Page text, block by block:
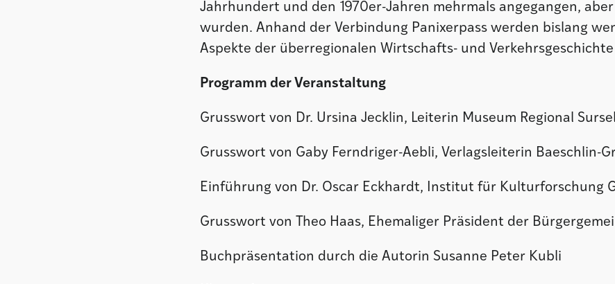
Jahrhundert und den 1970er-Jahren mehrmals angegangen,
wurden. Anhand der Verbindung Panixerpass werden bislang
Aspekte der überregionalen Wirtschafts- und
Programm der Veranstaltung
Grusswort von Dr. Ursina Jecklin, Leiterin Museum Regional
Grusswort von Gaby Ferndriger-Aebli, Verlagsleiterin Baeschlin-
Einführung von Dr. Oscar Eckhardt, Institut für Kulturforschung
Grusswort von Theo Haas, Ehemaliger Präsident der
Buchpräsentation durch die Autorin Susanne Peter Kubli